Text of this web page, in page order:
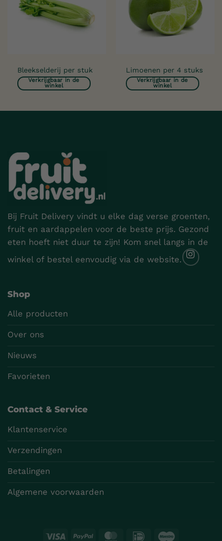
Bleekselderij per stuk
Verkrijgbaar in de
winkel
Limoenen per 4 stuks
Verkrijgbaar in de
winkel
Bij Fruit Delivery vindt u elke dag verse groenten,
fruit en aardappelen voor de beste prijs. Gezond
eten hoeft niet duur te zijn! Kom snel langs in de
winkel of bestel eenvoudig via de website.
Shop
Alle producten
Over ons
Nieuws
Favorieten
Contact & Service
Klantenservice
Verzendingen
Betalingen
Algemene voorwaarden
Visa PayPal MasterCard
IDeal